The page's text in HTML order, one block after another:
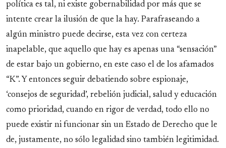
política es tal, ni existe gobernabilidad por más que se
intente crear la ilusión de que la hay. Parafraseando a
algún ministro puede decirse, esta vez con certeza
inapelable, que aquello que hay es apenas una “sensación”
de estar bajo un gobierno, en este caso el de los afamados
“K”. Y entonces seguir debatiendo sobre espionaje,
‘consejos de seguridad’, rebelión judicial, salud y educación
como prioridad, cuando en rigor de verdad, todo ello no
puede existir ni funcionar sin un Estado de Derecho que le
de, justamente, no sólo legalidad sino también legitimidad.